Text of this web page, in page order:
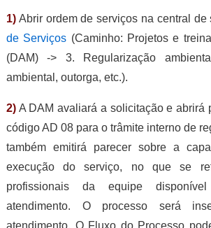
1) Abrir ordem de serviços na central
de Serviços (Caminho: Projetos e
(DAM) -> 3. Regularização
ambiental, outorga, etc.).
2)A DAM avaliará a solicitação e abrirá
código AD 08 para o trâmite interno de
também emitirá parecer sobre a
execução do serviço, no que se
profissionais da equipe
atendimento. O processo será
atendimento. O Fluxo do Processo